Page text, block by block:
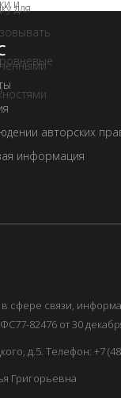
авторских
информация
сфере связи,
82476 от 30
д.5. Телефон: +7
Григорьевна